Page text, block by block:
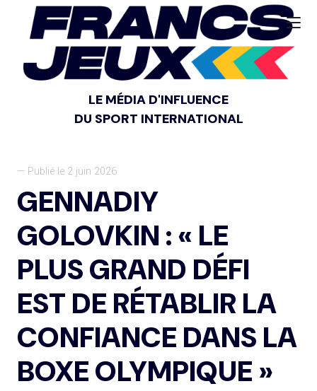
LE MÉDIA D'INFLUENCE
DU SPORT INTERNATIONAL
— Publié le 2 juin 2026
GENNADIY
GOLOVKIN : « LE
PLUS GRAND DÉFI
EST DE RÉTABLIR LA
CONFIANCE DANS LA
BOXE OLYMPIQUE »